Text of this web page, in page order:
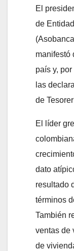
El
de
manifestó
país y,
las
de
El líder
dato
resultado
términos
También
ventas de
de